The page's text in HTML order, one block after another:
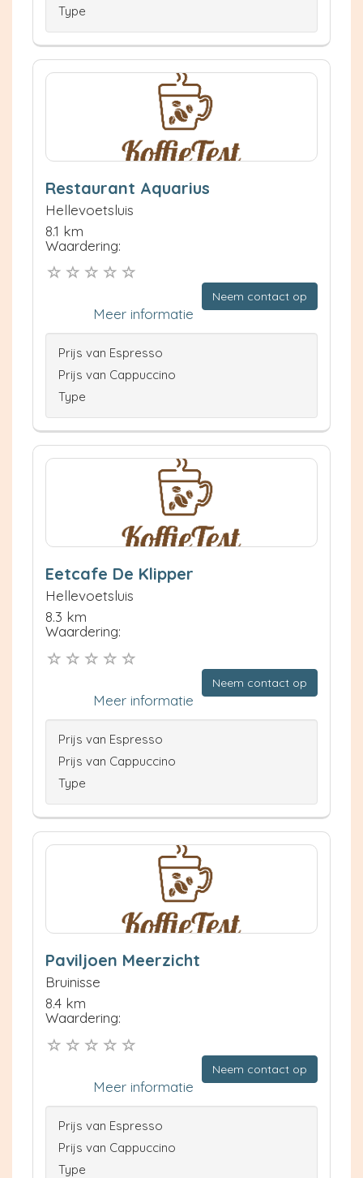
Type
Restaurant Aquarius
Hellevoetsluis
8.1 km
Waardering:
Neem contact op
Meer informatie
Prijs van Espresso
Prijs van Cappuccino
Type
Eetcafe De Klipper
Hellevoetsluis
8.3 km
Waardering:
Neem contact op
Meer informatie
Prijs van Espresso
Prijs van Cappuccino
Type
Paviljoen Meerzicht
Bruinisse
8.4 km
Waardering:
Neem contact op
Meer informatie
Prijs van Espresso
Prijs van Cappuccino
Type